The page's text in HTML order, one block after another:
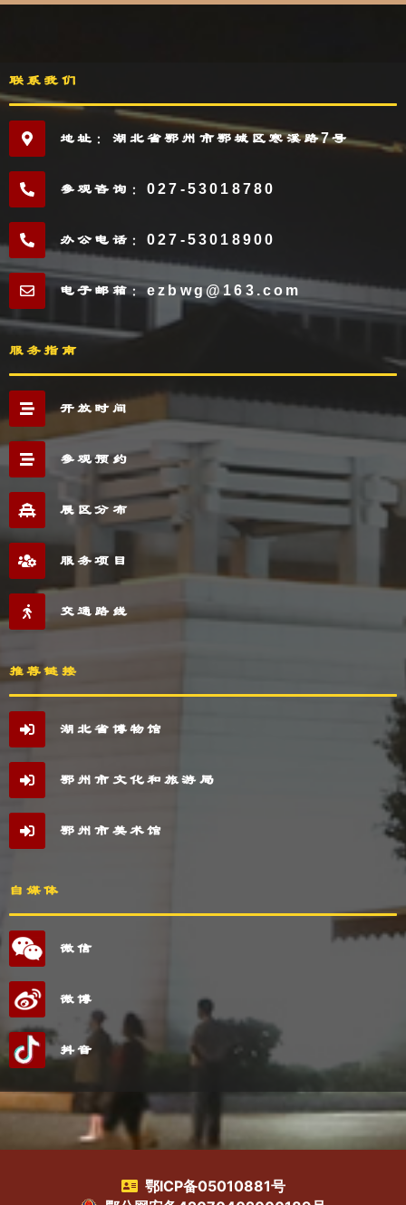
联系我们
地址：湖北省鄂州市鄂城区寒溪路7号
参观咨询：027-53018780
办公电话：027-53018900
电子邮箱：ezbwg@163.com
服务指南
开放时间
参观预约
展区分布
服务项目
交通路线
推荐链接
湖北省博物馆
鄂州市文化和旅游局
鄂州市美术馆
自媒体
微信
微博
抖音
鄂ICP备05010881号